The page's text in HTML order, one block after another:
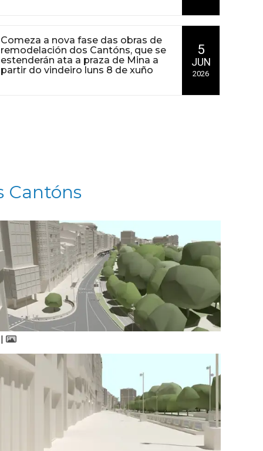
5
JUN
2026
Comeza a nova fase das obras de
remodelación dos Cantóns, que se
estenderán ata a praza de Mina a
partir do vindeiro luns 8 de xuño
Cantóns